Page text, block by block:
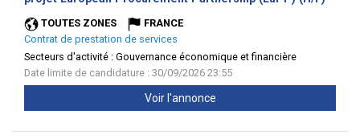
TOUTES ZONES
FRANCE
Contrat de prestation de services
Secteurs d'activité : Gouvernance économique et financière
Date limite de candidature : 30/09/2026 23:55
Voir l'annonce